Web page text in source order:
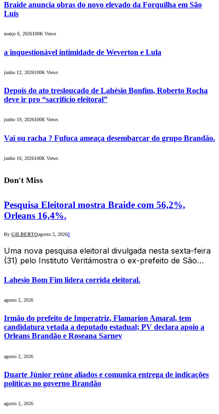
Braide anuncia obras do novo elevado da Forquilha em São
Luís
março 6, 2026100K Views
a inquestionável intimidade de Weverton e Lula
junho 12, 2026100K Views
Depois do ato tresloucado de Lahésio Bonfim, Roberto Rocha
deve ir pro “sacrifício eleitoral”
junho 19, 2026100K Views
Vai ou racha ? Fufuca ameaça desembarcar do grupo Brandão.
junho 16, 2026100K Views
Don't Miss
Pesquisa Eleitoral mostra Braide com 56,2%,
Orleans 16,4%.
By GILBERTOagosto 2, 20260
Uma nova pesquisa eleitoral divulgada nesta sexta-feira
(31) pelo Instituto Veritámostra o ex-prefeito de São…
Lahesio Bom Fim lidera corrida eleitoral.
agosto 2, 2026
Irmão do prefeito de Imperatriz, Flamarion Amaral, tem
candidatura vetada a deputado estadual; PV declara apoio a
Orleans Brandão e Roseana Sarney
agosto 2, 2026
Duarte Júnior reúne aliados e comunica entrega de indicações
políticas no governo Brandão
agosto 2, 2026